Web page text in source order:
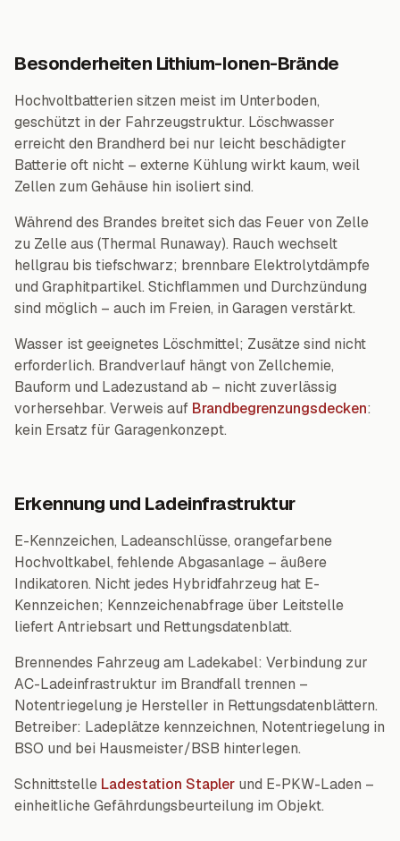
Besonderheiten Lithium-Ionen-Brände
Hochvoltbatterien sitzen meist im Unterboden,
geschützt in der Fahrzeugstruktur. Löschwasser
erreicht den Brandherd bei nur leicht beschädigter
Batterie oft nicht – externe Kühlung wirkt kaum, weil
Zellen zum Gehäuse hin isoliert sind.
Während des Brandes breitet sich das Feuer von Zelle
zu Zelle aus (Thermal Runaway). Rauch wechselt
hellgrau bis tiefschwarz; brennbare Elektrolytdämpfe
und Graphitpartikel. Stichflammen und Durchzündung
sind möglich – auch im Freien, in Garagen verstärkt.
Wasser ist geeignetes Löschmittel; Zusätze sind nicht
erforderlich. Brandverlauf hängt von Zellchemie,
Bauform und Ladezustand ab – nicht zuverlässig
vorhersehbar. Verweis auf Brandbegrenzungsdecken:
kein Ersatz für Garagenkonzept.
Erkennung und Ladeinfrastruktur
E-Kennzeichen, Ladeanschlüsse, orangefarbene
Hochvoltkabel, fehlende Abgasanlage – äußere
Indikatoren. Nicht jedes Hybridfahrzeug hat E-
Kennzeichen; Kennzeichenabfrage über Leitstelle
liefert Antriebsart und Rettungsdatenblatt.
Brennendes Fahrzeug am Ladekabel: Verbindung zur
AC-Ladeinfrastruktur im Brandfall trennen –
Notentriegelung je Hersteller in Rettungsdatenblättern.
Betreiber: Ladeplätze kennzeichnen, Notentriegelung in
BSO und bei Hausmeister/BSB hinterlegen.
Schnittstelle Ladestation Stapler und E-PKW-Laden –
einheitliche Gefährdungsbeurteilung im Objekt.